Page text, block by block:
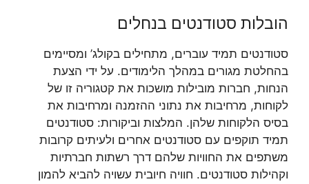
הובלות סטודנטים בנחלים
סטודנטים תמיד עוברים, מתחילים בקולג’ ומסיימים
בהחלטת מגורים במהלך הלימודים. על ידי הצעת
הנחות, חברות מובילות מושכות את קטגוריה זו של
לקוחות, מרחיבות את נתוני ההזמנה ומרחיבות את
בסיס הלקוחות שלהן. המלצות וביקורות: סטודנטים
תמיד תוקפים עם סטודנטים אחרים ולעיתים קרובות
משתפים את החוויות שלהם דרך רשתות חברתיות
וקהילות סטודנטים. חוויה חיובית עשויה להביא להמון